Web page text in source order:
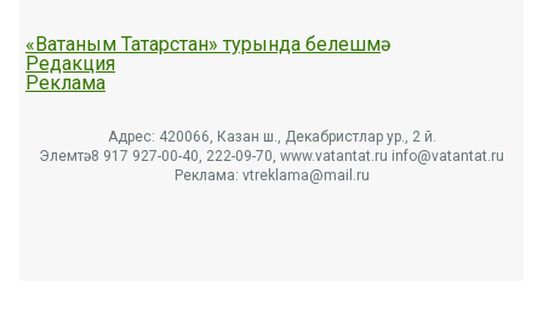
«Ватаным Татарстан» турында белешмә
Редакция
Реклама
Адрес: 420066, Казан ш., Декабристлар ур., 2 й.
Элемтә: 8 917 927-00-40, 222-09-70, www.vatantat.ru info@vatantat.ru
Реклама: vtreklama@mail.ru